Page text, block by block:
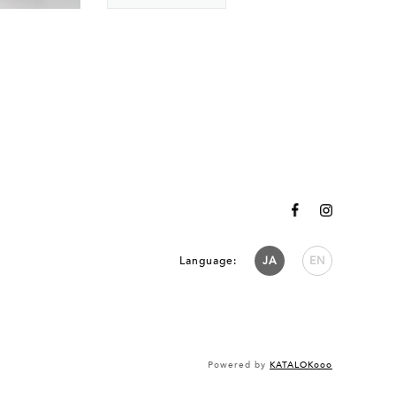
Language: JA EN
Powered by KATALOKooo